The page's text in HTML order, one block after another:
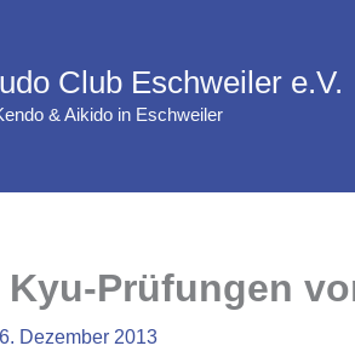
Club Eschweiler e.V.
& Aikido in Eschweiler
Prüfungen
Dezember 2013